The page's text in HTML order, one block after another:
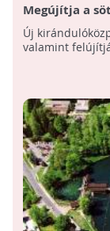
Megújítja a
Zrt.
Új
valamint